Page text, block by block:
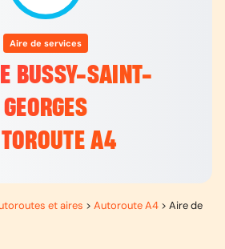
Aire de services
BUSSY-SAINT-
GEORGES
A4
et aires > Autoroute A4 > Aire de